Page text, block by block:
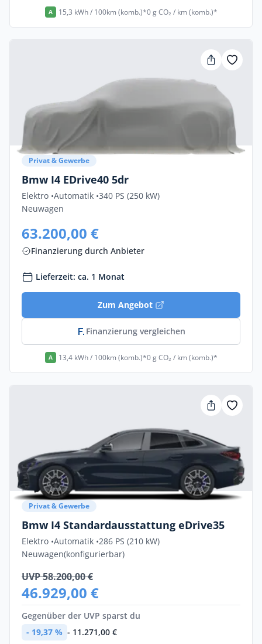
A 15,3 kWh / 100km (komb.)*0 g CO₂ / km (komb.)*
Privat & Gewerbe
Bmw I4 EDrive40 5dr
Elektro •Automatik •340 PS (250 kW)
Neuwagen
63.200,00 €
Finanzierung durch Anbieter
Lieferzeit: ca. 1 Monat
Zum Angebot
Finanzierung vergleichen
A 13,4 kWh / 100km (komb.)*0 g CO₂ / km (komb.)*
Privat & Gewerbe
Bmw I4 Standardausstattung eDrive35
Elektro •Automatik •286 PS (210 kW)
Neuwagen(konfigurierbar)
UVP 58.200,00 €
46.929,00 €
Gegenüber der UVP sparst du
- 19,37 % - 11.271,00 €